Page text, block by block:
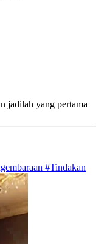
jadilah yang pertama
#Tindakan